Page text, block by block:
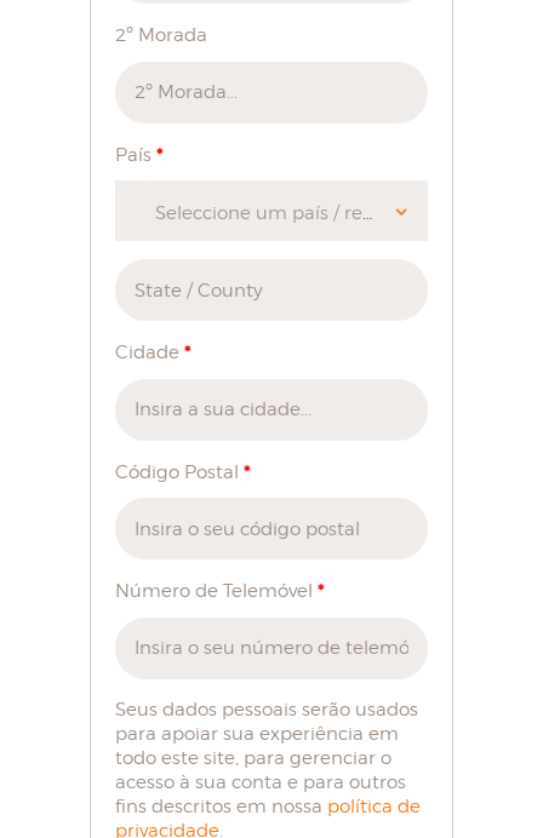
2º Morada
País *
Seleccione um país / região…
Cidade *
Código Postal *
Número de Telemóvel *
Seus dados pessoais serão usados
para apoiar sua experiência em
todo este site, para gerenciar o
acesso à sua conta e para outros
fins descritos em nossa política de
privacidade